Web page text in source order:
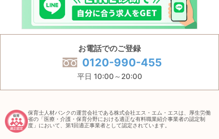
お電話でのご登録
0120-990-455
平日 10:00～20:00
保育士人材バンクの運営会社である株式会社エス・エム・エスは、厚生労働
省の「医療・介護・保育分野における適正な有料職業紹介事業者の認定制
度」において、第1回適正事業者として認定されています。